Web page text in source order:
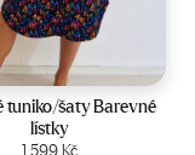
Velikost:44-50
tuniko/šaty Barevné
lístky
1 599Kč
Zobrazit produkt